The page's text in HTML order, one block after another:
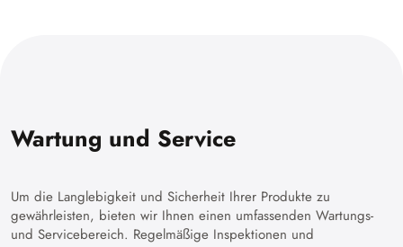
Wartung und Service
Um die Langlebigkeit und Sicherheit Ihrer Produkte zu
gewährleisten, bieten wir Ihnen einen umfassenden Wartungs-
und Servicebereich. Regelmäßige Inspektionen und